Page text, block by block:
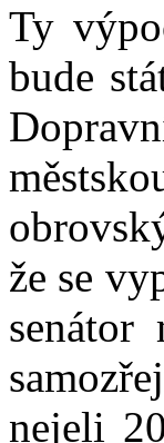
Ty
bude
že se
nejeli